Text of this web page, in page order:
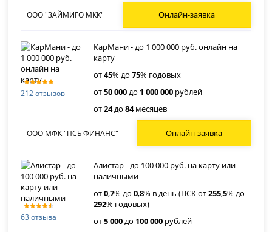
ООО "ЗАЙМИГО МКК" Онлайн-заявка
212 отзывов
КарМани - до 1 000 000 руб. онлайн на
карту
от45% до75% годовых
от50 000до 1 000 000 рублей
от24до84месяцев
ООО МФК "ПСБ ФИНАНС" Онлайн-заявка
63 отзыва
Алистар - до 100 000 руб. на карту или
наличными
от0,7% до0,8% в день (ПСК от255,5% до
292% годовых)
от5 000до 100 000 рублей